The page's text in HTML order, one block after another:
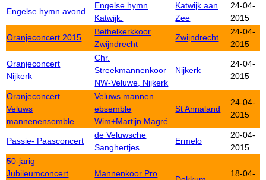
Engelse hymn avond
Engelse hymn
Katwijk.
Katwijk aan
Zee
24-04-
2015
Oranjeconcert 2015
Bethelkerkkoor
Zwijndrecht
Zwijndrecht
24-04-
2015
Oranjeconcert
Nijkerk
Chr.
Streekmannenkoor
NW-Veluwe, Nijkerk
Nijkerk
24-04-
2015
Oranjeconcert
Veluws
mannenensemble
Veluws mannen
ebsemble
Wim+Martijn Magré
St Annaland
24-04-
2015
Passie- Paasconcert
de Veluwsche
Sanghertjes
Ermelo
20-04-
2015
50-jarig
Jubileumconcert
Mannenkoor Pro
18-04-